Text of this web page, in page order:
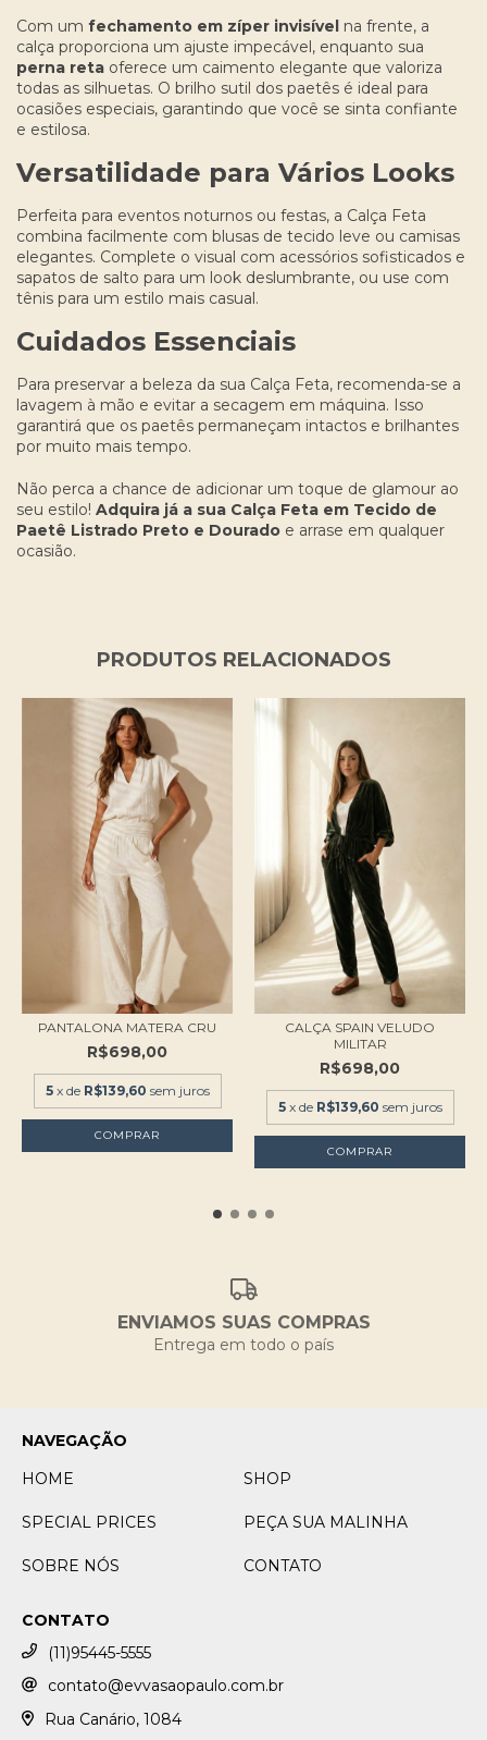
Com um fechamento em zíper invisível na frente, a
calça proporciona um ajuste impecável, enquanto sua
perna reta oferece um caimento elegante que valoriza
todas as silhuetas. O brilho sutil dos paetês é ideal para
ocasiões especiais, garantindo que você se sinta confiante
e estilosa.
Versatilidade para Vários Looks
Perfeita para eventos noturnos ou festas, a Calça Feta
combina facilmente com blusas de tecido leve ou camisas
elegantes. Complete o visual com acessórios sofisticados e
sapatos de salto para um look deslumbrante, ou use com
tênis para um estilo mais casual.
Cuidados Essenciais
Para preservar a beleza da sua Calça Feta, recomenda-se a
lavagem à mão e evitar a secagem em máquina. Isso
garantirá que os paetês permaneçam intactos e brilhantes
por muito mais tempo.
Não perca a chance de adicionar um toque de glamour ao
seu estilo! Adquira já a sua Calça Feta em Tecido de
Paetê Listrado Preto e Dourado e arrase em qualquer
ocasião.
PRODUTOS RELACIONADOS
PANTALONA MATERA CRU
R$698,00
5 x de R$139,60 sem juros
COMPRAR
CALÇA SPAIN VELUDO
MILITAR
R$698,00
5 x de R$139,60 sem juros
COMPRAR
ENVIAMOS SUAS COMPRAS
Entrega em todo o país
NAVEGAÇÃO
HOME
SHOP
SPECIAL PRICES PEÇA SUA MALINHA
SOBRE NÓS CONTATO
CONTATO
(11)95445-5555
contato@evvasaopaulo.com.br
Rua Canário, 1084